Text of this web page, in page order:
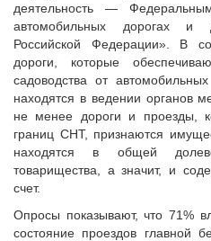
НОВОСТИ
СМИ о нас
МЕТОДИЧЕСКИЙ РАЗДЕЛ
Опыт регионов
Методические материалы
Опыт муниципалитетов
Судебная практика
Конкурсы Совета
деятельность —
автомобильных дорогах и
Российской Федерации». В
дороги, которые
садоводства от
находятся в ведении органов
не менее дороги и проезды,
границ СНТ, признаются
находятся в общей
товарищества, а значит, и
счет.
Опросы показывают, что 71%
состояние проездов главной